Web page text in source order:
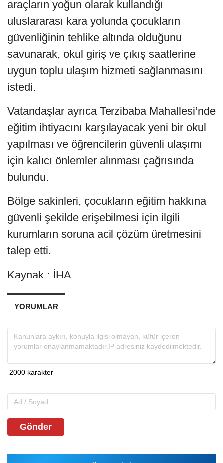
araçların yoğun olarak kullandığı
uluslararası kara yolunda çocukların
güvenliğinin tehlike altında olduğunu
savunarak, okul giriş ve çıkış saatlerine
uygun toplu ulaşım hizmeti sağlanmasını
istedi.
Vatandaşlar ayrıca Terzibaba Mahallesi’nde
eğitim ihtiyacını karşılayacak yeni bir okul
yapılması ve öğrencilerin güvenli ulaşımı
için kalıcı önlemler alınması çağrısında
bulundu.
Bölge sakinleri, çocukların eğitim hakkına
güvenli şekilde erişebilmesi için ilgili
kurumların soruna acil çözüm üretmesini
talep etti.
Kaynak : İHA
YORUMLAR
Gönder